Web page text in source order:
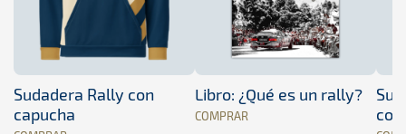
Sudadera Rally con
capucha
Libro: ¿Qué es un rally?
COMPRAR